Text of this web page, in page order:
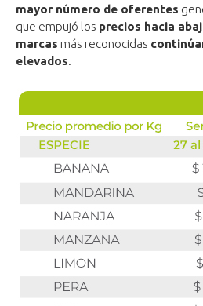
mayor número de oferentes
que empujó los precios hacia
marcas más reconocidas
elevados.